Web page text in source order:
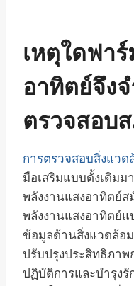
เหตุใดฟา
อาทิตย์จึง
ตรวจสอบ
การตรวจสอบสิ่งแวด
มือเสริมแบบดั้งเดิม
พลังงานแสงอาทิตย์ส
พลังงานแสงอาทิตย์
ข้อมูลด้านสิ่งแวดล้อ
ปรับปรุงประสิทธิภา
ปฏิบัติการและบำรุง